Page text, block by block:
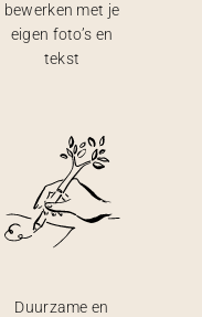
bewerken met je
eigen foto’s en
tekst
Duurzame en